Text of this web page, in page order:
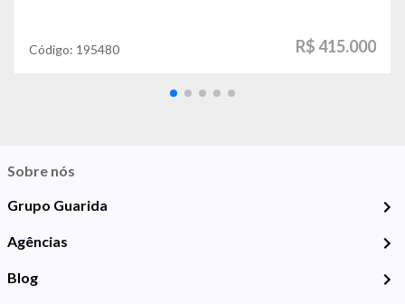
Código: 195480 R$ 415.000
Sobre nós
Grupo Guarida
Agências
Blog